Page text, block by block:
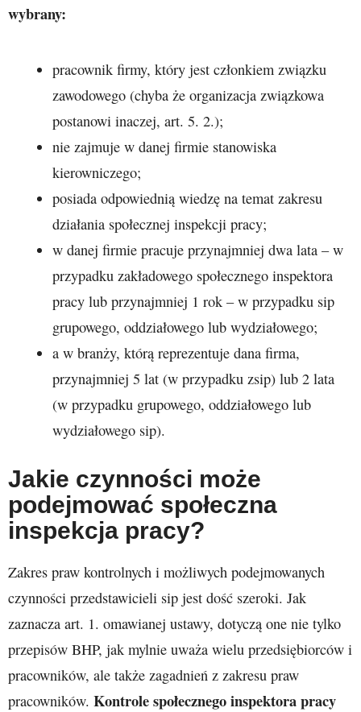
wybrany:
pracownik firmy, który jest członkiem związku
zawodowego (chyba że organizacja związkowa
postanowi inaczej, art. 5. 2.);
nie zajmuje w danej firmie stanowiska
kierowniczego;
posiada odpowiednią wiedzę na temat zakresu
działania społecznej inspekcji pracy;
w danej firmie pracuje przynajmniej dwa lata – w
przypadku zakładowego społecznego inspektora
pracy lub przynajmniej 1 rok – w przypadku sip
grupowego, oddziałowego lub wydziałowego;
a w branży, którą reprezentuje dana firma,
przynajmniej 5 lat (w przypadku zsip) lub 2 lata
(w przypadku grupowego, oddziałowego lub
wydziałowego sip).
Jakie czynności może
podejmować społeczna
inspekcja pracy?
Zakres praw kontrolnych i możliwych podejmowanych
czynności przedstawicieli sip jest dość szeroki. Jak
zaznacza art. 1. omawianej ustawy, dotyczą one nie tylko
przepisów BHP, jak mylnie uważa wielu przedsiębiorców i
pracowników, ale także zagadnień z zakresu praw
pracowników. Kontrole społecznego inspektora pracy